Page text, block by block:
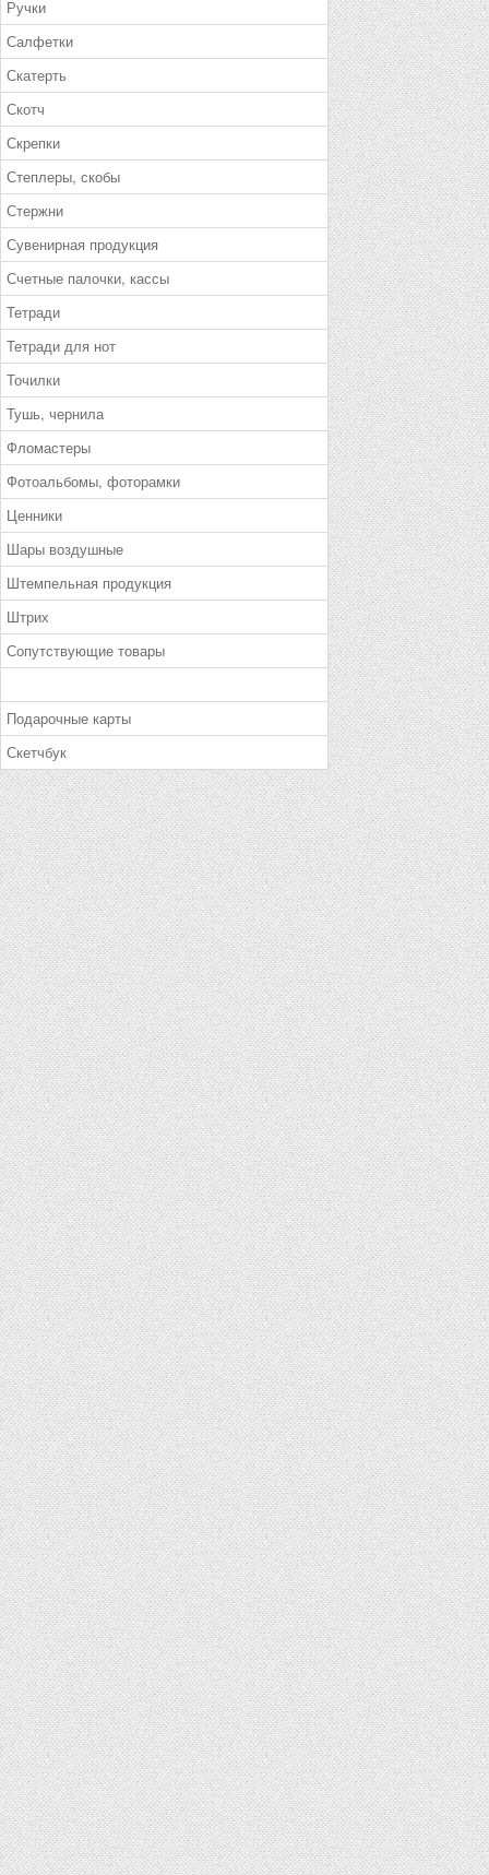
Ручки
Салфетки
Скатерть
Скотч
Скрепки
Степлеры, скобы
Стержни
Сувенирная продукция
Счетные палочки, кассы
Тетради
Тетради для нот
Точилки
Тушь, чернила
Фломастеры
Фотоальбомы, фоторамки
Ценники
Шары воздушные
Штемпельная продукция
Штрих
Сопутствующие товары
Подарочные карты
Скетчбук